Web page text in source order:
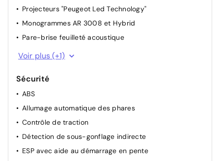
Projecteurs "Peugeot Led Technology"
Monogrammes AR 3008 et Hybrid
Pare-brise feuilleté acoustique
Feux diurnes 3 griffes à LED
Voir plus (+1)
Sécurité
ABS
Allumage automatique des phares
Contrôle de traction
Détection de sous-gonflage indirecte
ESP avec aide au démarrage en pente